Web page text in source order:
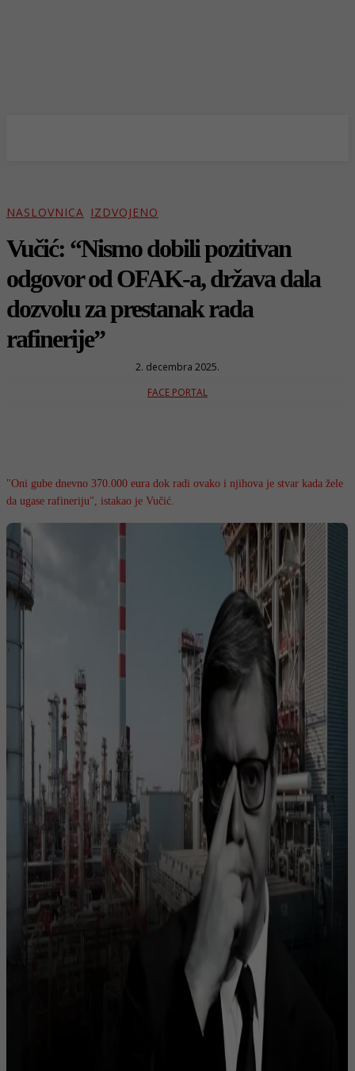
NASLOVNICA IZDVOJENO
Vučić: “Nismo dobili pozitivan
odgovor od OFAK-a, država dala
dozvolu za prestanak rada
rafinerije”
2. decembra 2025.
FACE PORTAL
"Oni gube dnevno 370.000 eura dok radi ovako i njihova je stvar kada žele
da ugase rafineriju", istakao je Vučić.